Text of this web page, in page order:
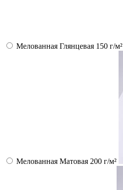
Мелованная Глянцевая 150 г/м²
Мелованная Матовая 200 г/м²